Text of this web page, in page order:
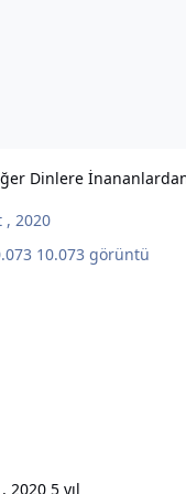
Dinlere
, 2020
10.073 görüntü
2020 5 yıl